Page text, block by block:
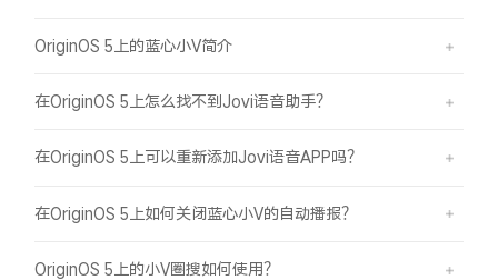
OriginOS 5上的蓝心小V简介
在OriginOS 5上怎么找不到Jovi语音助手？
在OriginOS 5上可以重新添加Jovi语音APP吗？
在OriginOS 5上如何关闭蓝心小V的自动播报？
OriginOS 5上的小V圈搜如何使用？